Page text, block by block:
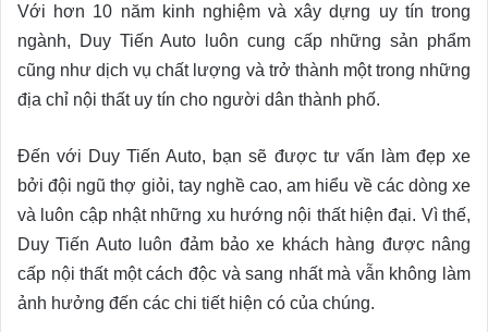
Với hơn 10 năm kinh nghiệm và xây dựng uy tín trong
ngành, Duy Tiến Auto luôn cung cấp những sản phẩm
cũng như dịch vụ chất lượng và trở thành một trong những
địa chỉ nội thất uy tín cho người dân thành phố.
Đến với Duy Tiến Auto, bạn sẽ được tư vấn làm đẹp xe
bởi đội ngũ thợ giỏi, tay nghề cao, am hiểu về các dòng xe
và luôn cập nhật những xu hướng nội thất hiện đại. Vì thế,
Duy Tiến Auto luôn đảm bảo xe khách hàng được nâng
cấp nội thất một cách độc và sang nhất mà vẫn không làm
ảnh hưởng đến các chi tiết hiện có của chúng.